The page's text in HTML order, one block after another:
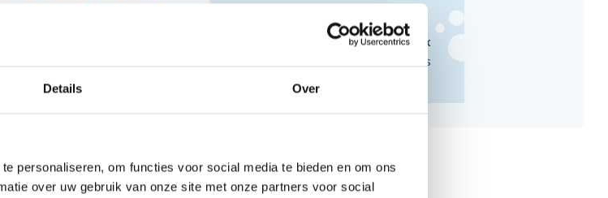
Details Over
personaliseren, om functies voor social media te bieden en om ons
over uw gebruik van onze site met onze partners voor social
Alex
Vader van Cees